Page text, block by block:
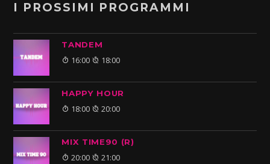
I PROSSIMI PROGRAMMI
TANDEM
16:00 18:00
HAPPY HOUR
18:00 20:00
MIX TIME90 (R)
20:00 21:00